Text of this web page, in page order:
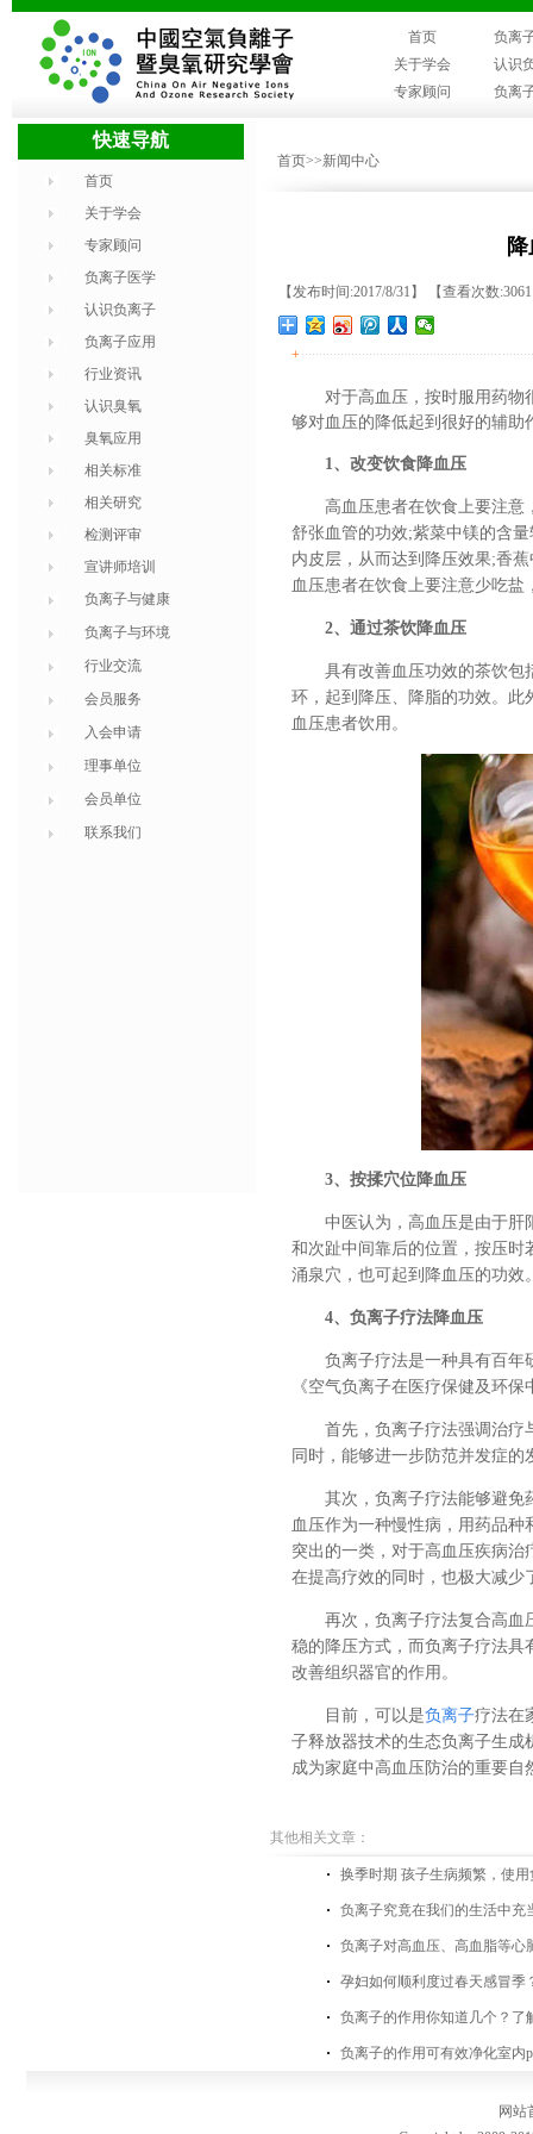
首页
负离
关于学会
认识
专家顾问
负离
快速导航
首页
关于学会
专家顾问
负离子医学
认识负离子
负离子应用
行业资讯
认识臭氧
臭氧应用
相关标准
相关研究
检测评审
宣讲师培训
负离子与健康
负离子与环境
行业交流
会员服务
入会申请
理事单位
会员单位
联系我们
首页>>新闻中心
【发布时间:2017/8/31】 【查看次数
+
对于高血压，按时服用药物
够对血压的降低起到很好的辅助
1、改变饮食降血压
高血压患者在饮食上要注意
舒张血管的功效;紫菜中镁的含
内皮层，从而达到降压效果;香
血压患者在饮食上要注意少吃
2、通过茶饮降血压
具有改善血压功效的茶饮包
环，起到降压、降脂的功效。此
血压患者饮用。
3、按揉穴位降血压
中医认为，高血压是由于肝
和次趾中间靠后的位置，按压时
涌泉穴，也可起到降血压的功效
4、负离子疗法降血压
负离子疗法是一种具有百年
《空气负离子在医疗保健及环
首先，负离子疗法强调治疗
同时，能够进一步防范并发症
其次，负离子疗法能够避免
血压作为一种慢性病，用药品
突出的一类，对于高血压疾病
在提高疗效的同时，也极大减少
再次，负离子疗法复合高血
稳的降压方式，而负离子疗法具
改善组织器官的作用。
目前，可以是负离子疗法在
子释放器技术的生态负离子生
成为家庭中高血压防治的重要自
其他相关文章：
换季时期 孩子生病频繁，使
负离子究竟在我们的生活中充
负离子对高血压、高血脂等心
孕妇如何顺利度过春天感冒季
负离子的作用你知道几个？了
负离子的作用可有效净化室内
网站